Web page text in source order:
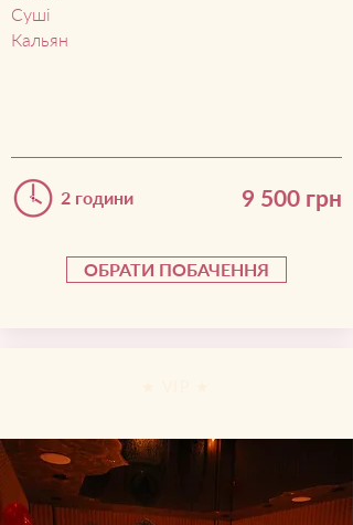
Суші
Кальян
2 години 9 500 грн
ОБРАТИ ПОБАЧЕННЯ